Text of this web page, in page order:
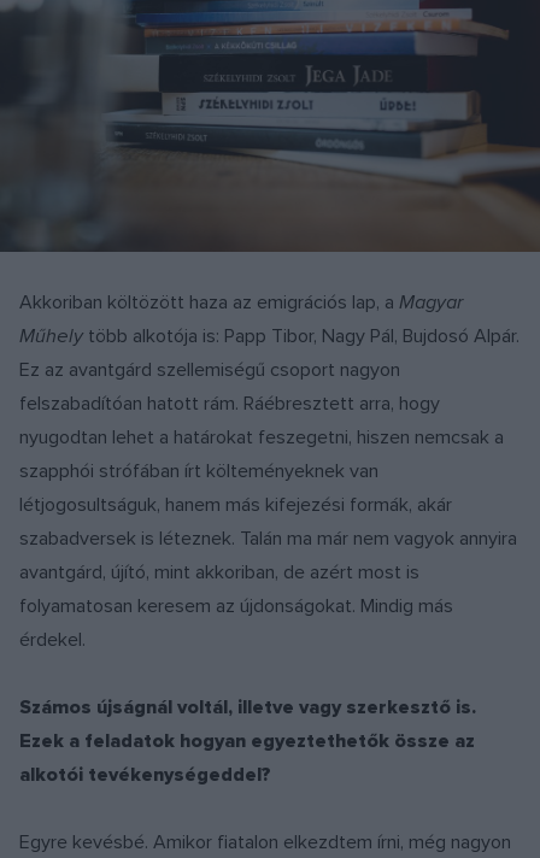
Akkoriban költözött haza az emigrációs lap, a Magyar
Műhely több alkotója is: Papp Tibor, Nagy Pál, Bujdosó Alpár.
Ez az avantgárd szellemiségű csoport nagyon
felszabadítóan hatott rám. Ráébresztett arra, hogy
nyugodtan lehet a határokat feszegetni, hiszen nemcsak a
szapphói strófában írt költeményeknek van
létjogosultságuk, hanem más kifejezési formák, akár
szabadversek is léteznek. Talán ma már nem vagyok annyira
avantgárd, újító, mint akkoriban, de azért most is
folyamatosan keresem az újdonságokat. Mindig más
érdekel.
Számos újságnál voltál, illetve vagy szerkesztő is.
Ezek a feladatok hogyan egyeztethetők össze az
alkotói tevékenységeddel?
Egyre kevésbé. Amikor fiatalon elkezdtem írni, még nagyon